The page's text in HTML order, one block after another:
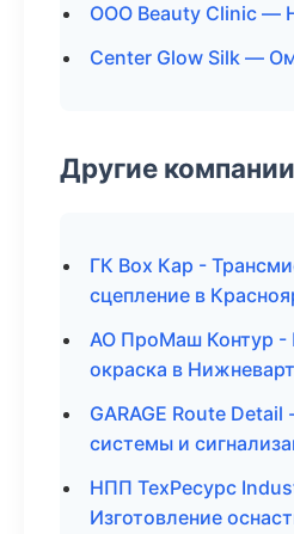
ООО Beauty Clinic —
Center Glow Silk —
Другие компании
ГК Box Кар -
сцепление в
АО ПроМаш Контур -
окраска в
GARAGE Route
системы и
НПП ТехРесурс
Изготовление